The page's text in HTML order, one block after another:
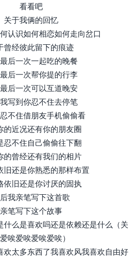
看看吧
关于我俩的回忆
认识如何相恋如何走向岔口
曾经彼此留下的痕迹
后一次一起吃的晚餐
后一次帮你提的行李
后一次可以互道晚安
写到你忍不住去停笔
不住借朋友手机偷偷看
的近况还有你的朋友圈
忍不住自己偷偷往下翻
的曾经还有我们的相片
旧还是你熟悉的那样布置
依旧还是你讨厌的固执
我亲笔写下这首歌
亲笔写下这个故事
什么是喜欢吗还是依赖还是什么（关
唉爱唉爱唉爱唉）
欢太多东西了我喜欢风我喜欢自由好